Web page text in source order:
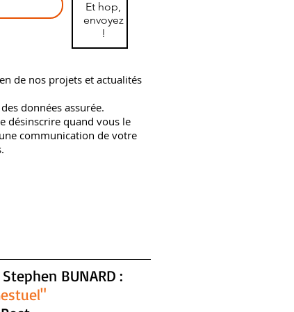
Et hop,
envoyez
!
de nos projets et actualités
données assurée.
désinscrire quand vous le
communication de votre
BUNARD :